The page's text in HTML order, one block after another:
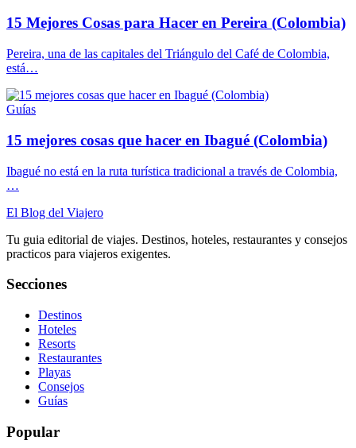
15 Mejores Cosas para Hacer en Pereira (Colombia)
Pereira, una de las capitales del Triángulo del Café de Colombia,
está…
Guías
15 mejores cosas que hacer en Ibagué (Colombia)
Ibagué no está en la ruta turística tradicional a través de Colombia,
…
El Blog del Viajero
Tu guia editorial de viajes. Destinos, hoteles, restaurantes y consejos
practicos para viajeros exigentes.
Secciones
Destinos
Hoteles
Resorts
Restaurantes
Playas
Consejos
Guías
Popular